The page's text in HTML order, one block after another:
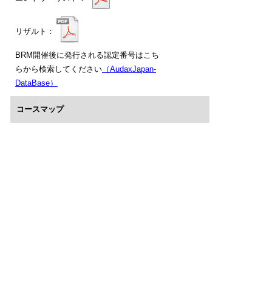
リザルト：
BRM開催後に発行される認定番号はこち
らから検索してください （AudaxJapan-
DataBase）
コースマップ